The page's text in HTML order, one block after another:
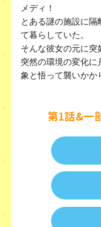
メディ！
とある謎の施設に
て暮らしていた。
そんな彼女の元に突
突然の環境の変化
象と悟って襲いか
第1話&一